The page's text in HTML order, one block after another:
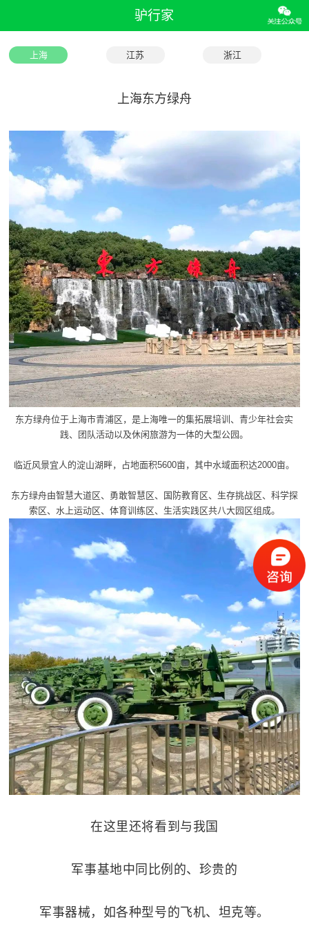
驴行家
上海 江苏 浙江
上海东方绿舟
东方绿舟位于上海市青浦区，是上海唯一的集拓展培训、青少年社会实
践、团队活动以及休闲旅游为一体的大型公园。
临近风景宜人的淀山湖畔，占地面积5600亩，其中水域面积达2000亩。
东方绿舟由智慧大道区、勇敢智慧区、国防教育区、生存挑战区、科学探
索区、水上运动区、体育训练区、生活实践区共八大园区组成。
在这里还将看到与我国
军事基地中同比例的、珍贵的
军事器械，如各种型号的飞机、坦克等。